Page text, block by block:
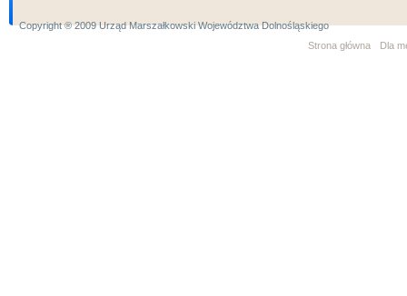
Copyright ® 2009 Urząd Marszałkowski Województwa Dolnośląskiego
Strona główna
Dla